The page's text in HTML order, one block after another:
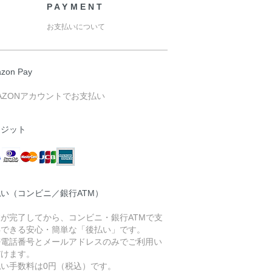
PAYMENT
お支払いについて
Pay
アカウントでお支払い
ット
（コンビニ／銀行ATM）
完了してから、コンビニ・銀行ATMで支
きる安心・簡単な「後払い」です。
話番号とメールアドレスのみでご利用い
ます。
手数料は0円（税込）です。